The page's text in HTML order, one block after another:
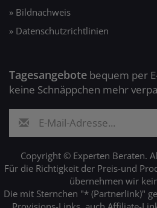
» Bildnachweis
» Datenschutzrichtlinien
Tagesangebote bequem per
keine Schnäppchen mehr
Copyright © Experten Beraten.
Für die Richtigkeit der Preis-und
übernehmen wir
Die mit Sternchen "* (Partnerlink)"